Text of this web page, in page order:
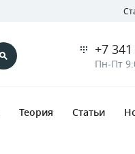
+7
Пн-Пт
Теория Статьи